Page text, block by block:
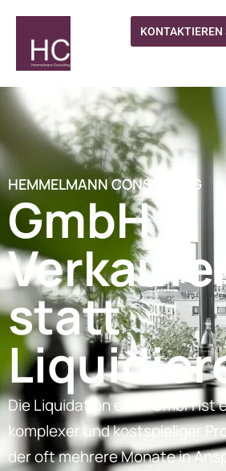
KONTAKTIEREN
HEMMELMANN CONSULTING
GmbH
statt
Die Liquidation einer GmbH ist
komplexer und kostspieliger
der oft mehrere Monate in